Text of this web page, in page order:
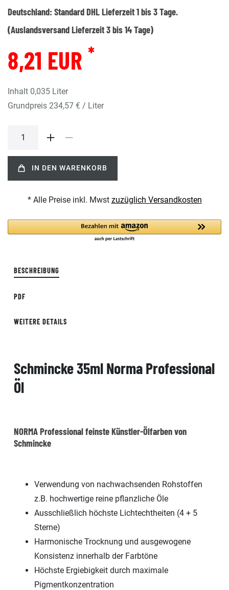
Deutschland: Standard DHL Lieferzeit 1 bis 3 Tage.
(Auslandsversand Lieferzeit 3 bis 14 Tage)
8,21 EUR *
Inhalt 0,035 Liter
Grundpreis 234,57 € / Liter
IN DEN WARENKORB
* Alle Preise inkl. Mwst zuzüglich Versandkosten
BESCHREIBUNG
PDF
WEITERE DETAILS
Schmincke 35ml Norma Professional
Öl
NORMA Professional feinste Künstler-Ölfarben von
Schmincke
Verwendung von nachwachsenden Rohstoffen
z.B. hochwertige reine pflanzliche Öle
Ausschließlich höchste Lichtechtheiten (4 + 5
Sterne)
Harmonische Trocknung und ausgewogene
Konsistenz innerhalb der Farbtöne
Höchste Ergiebigkeit durch maximale
Pigmentkonzentration